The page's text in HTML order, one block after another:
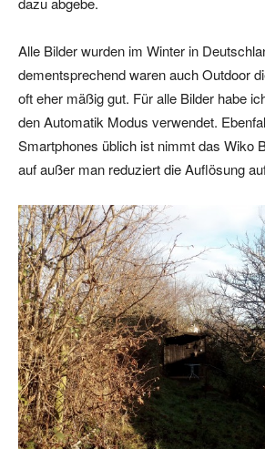
Alle Bilder wurden im Winter in
dementsprechend waren auch Outdoor
oft eher mäßig gut. Für alle Bilder habe
den Automatik Modus verwendet.
Smartphones üblich ist nimmt das Wiko
auf außer man reduziert die Auflösung